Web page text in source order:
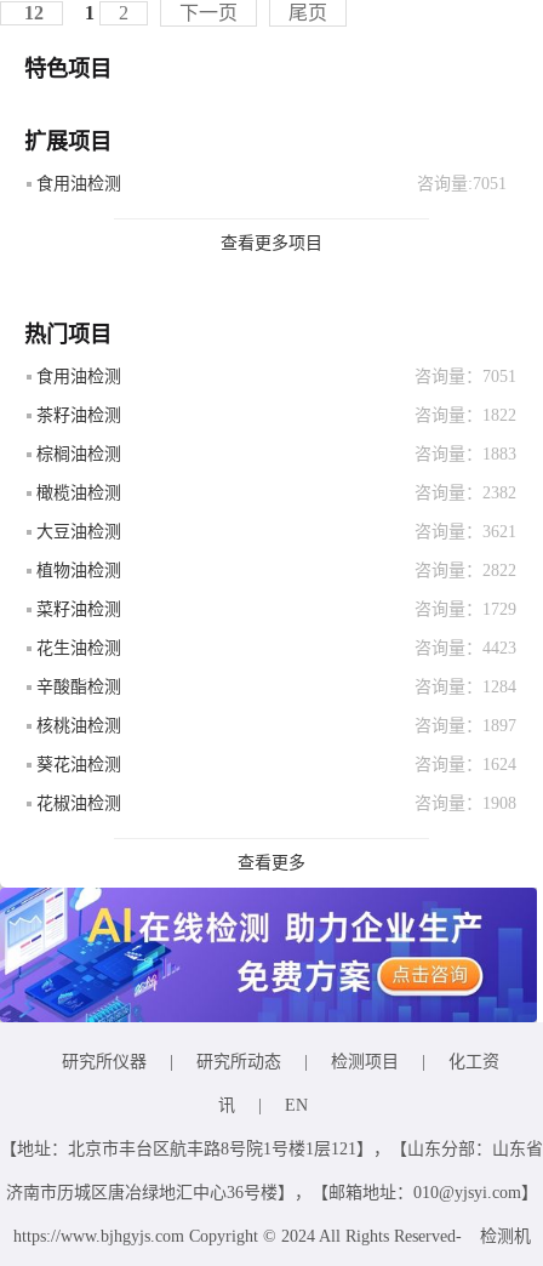
12 1 2 下一页 尾页
特色项目
扩展项目
食用油检测 咨询量:7051
查看更多项目
热门项目
食用油检测 咨询量：7051
茶籽油检测 咨询量：1822
棕榈油检测 咨询量：1883
橄榄油检测 咨询量：2382
大豆油检测 咨询量：3621
植物油检测 咨询量：2822
菜籽油检测 咨询量：1729
花生油检测 咨询量：4423
辛酸酯检测 咨询量：1284
核桃油检测 咨询量：1897
葵花油检测 咨询量：1624
花椒油检测 咨询量：1908
查看更多
研究所仪器 | 研究所动态 | 检测项目 | 化工资
讯 | EN
【地址：北京市丰台区航丰路8号院1号楼1层121】，【山东分部：山东省
济南市历城区唐冶绿地汇中心36号楼】，【邮箱地址：010@yjsyi.com】
https://www.bjhgyjs.com Copyright © 2024 All Rights Reserved- 检测机